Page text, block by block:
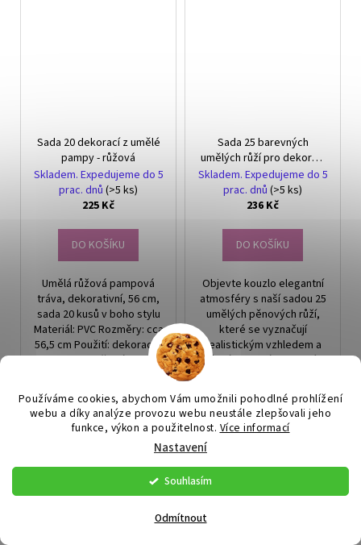
Používáme cookies, abychom Vám umožnili pohodlné prohlížení
webu a díky analýze provozu webu neustále zlepšovali jeho
funkce, výkon a použitelnost. Více informací
Nastavení
Odmítnout
Souhlasím
Sada 20 dekorací z umělé
pampy - růžová
Skladem. Expedujeme do 5
prac. dnů (>5 ks)
225 Kč
DO KOŠÍKU
Umělá růžová pampová
tráva, dekorativní, 56 cm,
sada 20 kusů v boho stylu
Materiál: PVC Rozměry: cca
56,5 cm Použití: dekorace,
ornament Množství v sadě...
Sada 25 barevných
umělých růží pro dekoraci
a aranžování
Skladem. Expedujeme do 5
prac. dnů (>5 ks)
236 Kč
DO KOŠÍKU
Objevte kouzlo elegantní
atmosféry s naší sadou 25
umělých pěnových růží,
které se vyznačují
realistickým vzhledem a
různými odstíny zelené.
Tyto květiny jsou ideálním
doplňkem...